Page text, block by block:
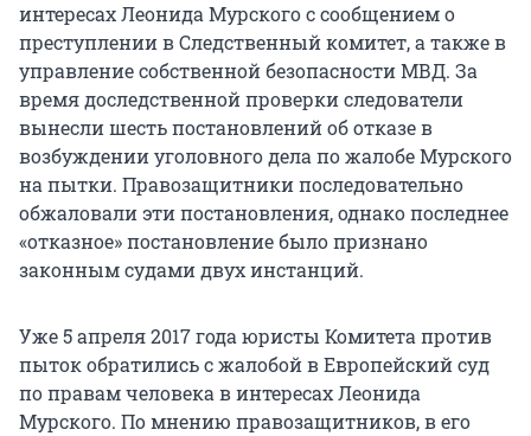
интересах Леонида Мурского с сообщением о
преступлении в Следственный комитет, а также в
управление собственной безопасности МВД. За
время доследственной проверки следователи
вынесли шесть постановлений об отказе в
возбуждении уголовного дела по жалобе Мурского
на пытки. Правозащитники последовательно
обжаловали эти постановления, однако последнее
«отказное» постановление было признано
законным судами двух инстанций.
Уже 5 апреля 2017 года юристы Комитета против
пыток обратились с жалобой в Европейский суд
по правам человека в интересах Леонида
Мурского. По мнению правозащитников, в его